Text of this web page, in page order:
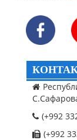
(+992
(+992